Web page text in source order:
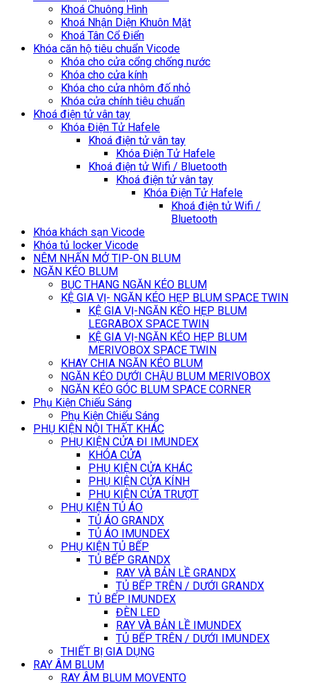
Khoá Chuông Hình
Khoá Nhận Diện Khuôn Mặt
Khoá Tân Cổ Điển
Khóa căn hộ tiêu chuẩn Vicode
Khóa cho cửa cổng chống nước
Khóa cho cửa kính
Khóa cho cửa nhôm đố nhỏ
Khóa cửa chính tiêu chuẩn
Khoá điện tử vân tay
Khóa Điện Tử Hafele
Khoá điện tử vân tay
Khóa Điện Tử Hafele
Khoá điện tử Wifi / Bluetooth
Khoá điện tử vân tay
Khóa Điện Tử Hafele
Khoá điện tử Wifi /
Bluetooth
Khóa khách sạn Vicode
Khóa tủ locker Vicode
NÊM NHẤN MỞ TIP-ON BLUM
NGĂN KÉO BLUM
BỤC THANG NGĂN KÉO BLUM
KỆ GIA VỊ- NGĂN KÉO HẸP BLUM SPACE TWIN
KỆ GIA VỊ-NGĂN KÉO HẸP BLUM
LEGRABOX SPACE TWIN
KỆ GIA VỊ-NGĂN KÉO HẸP BLUM
MERIVOBOX SPACE TWIN
KHAY CHIA NGĂN KÉO BLUM
NGĂN KÉO DƯỚI CHẬU BLUM MERIVOBOX
NGĂN KÉO GÓC BLUM SPACE CORNER
Phụ Kiện Chiếu Sáng
Phụ Kiện Chiếu Sáng
PHỤ KIỆN NỘI THẤT KHÁC
PHỤ KIỆN CỬA ĐI IMUNDEX
KHÓA CỬA
PHỤ KIỆN CỬA KHÁC
PHỤ KIỆN CỬA KÍNH
PHỤ KIỆN CỬA TRƯỢT
PHỤ KIỆN TỦ ÁO
TỦ ÁO GRANDX
TỦ ÁO IMUNDEX
PHỤ KIỆN TỦ BẾP
TỦ BẾP GRANDX
RAY VÀ BẢN LỀ GRANDX
TỦ BẾP TRÊN / DƯỚI GRANDX
TỦ BẾP IMUNDEX
ĐÈN LED
RAY VÀ BẢN LỀ IMUNDEX
TỦ BẾP TRÊN / DƯỚI IMUNDEX
THIẾT BỊ GIA DỤNG
RAY ÂM BLUM
RAY ÂM BLUM MOVENTO